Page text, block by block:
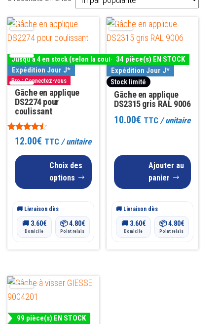
par
popularité
Jusqu'à 4 en stock (selon la couleur)
Expédition Jour J*
Pro : Connectez-vous
Gâche en applique
DS2274 pour
coulissant
Note
4.3312.00€ TTC / unitaire
Choix des
options
Ce
produit
plusieurs
variations.
Les
options
peuvent
choisies
sur
page
produit
🚚 Livraison dès
🚚 3.60€
Domicile
📦4.80€
Point relais
34 pièce(s) EN STOCK
Expédition Jour J*
Stock limité
Gâche en applique
DS2315 gris RAL 9006
10.00€ TTC/ unitaire
Ajouter au
panier
🚚 Livraison dès
🚚 3.60€
Domicile
📦4.80€
Point relais
99 pièce(s) EN STOCK